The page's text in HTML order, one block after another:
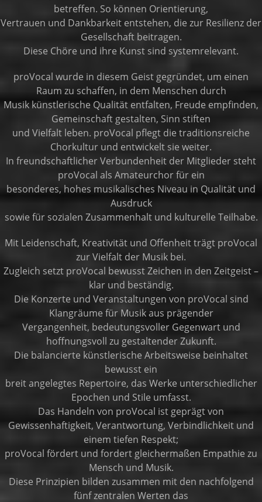
betreffen. So können Orientierung,
Vertrauen und Dankbarkeit entstehen, die zur Resilienz der
Gesellschaft beitragen.
Diese Chöre und ihre Kunst sind systemrelevant.
proVocal wurde in diesem Geist gegründet, um einen
Raum zu schaffen, in dem Menschen durch
Musik künstlerische Qualität entfalten, Freude empfinden,
Gemeinschaft gestalten, Sinn stiften
und Vielfalt leben. proVocal pflegt die traditionsreiche
Chorkultur und entwickelt sie weiter.
In freundschaftlicher Verbundenheit der Mitglieder steht
proVocal als Amateurchor für ein
besonderes, hohes musikalisches Niveau in Qualität und
Ausdruck
sowie für sozialen Zusammenhalt und kulturelle Teilhabe.
Mit Leidenschaft, Kreativität und Offenheit trägt proVocal
zur Vielfalt der Musik bei.
Zugleich setzt proVocal bewusst Zeichen in den Zeitgeist –
klar und beständig.
Die Konzerte und Veranstaltungen von proVocal sind
Klangräume für Musik aus prägender
Vergangenheit, bedeutungsvoller Gegenwart und
hoffnungsvoll zu gestaltender Zukunft.
Die balancierte künstlerische Arbeitsweise beinhaltet
bewusst ein
breit angelegtes Repertoire, das Werke unterschiedlicher
Epochen und Stile umfasst.
Das Handeln von proVocal ist geprägt von
Gewissenhaftigkeit, Verantwortung, Verbindlichkeit und
einem tiefen Respekt;
proVocal fördert und fordert gleichermaßen Empathie zu
Mensch und Musik.
Diese Prinzipien bilden zusammen mit den nachfolgend
fünf zentralen Werten das